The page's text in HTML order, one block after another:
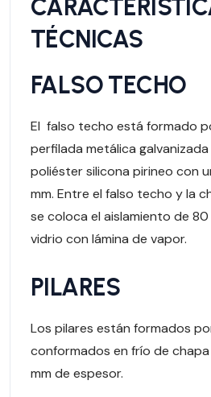
TÉCNICAS
FALSO TECHO
El falso techo está formado
perfilada metálica
poliéster silicona pirineo con
mm. Entre el falso techo y la
se coloca el aislamiento de
vidrio con lámina de vapor.
PILARES
Los pilares están formados
conformados en frío de
mm de espesor.